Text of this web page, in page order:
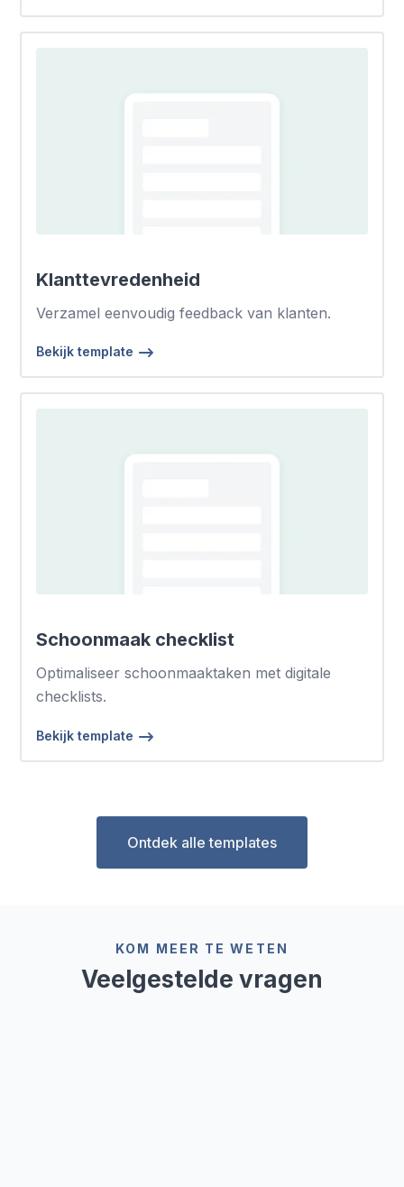
Klanttevredenheid
Verzamel eenvoudig feedback van klanten.
Bekijk template
Schoonmaak checklist
Optimaliseer schoonmaaktaken met digitale
checklists.
Bekijk template
Ontdek alle templates
KOM MEER TE WETEN
Veelgestelde vragen